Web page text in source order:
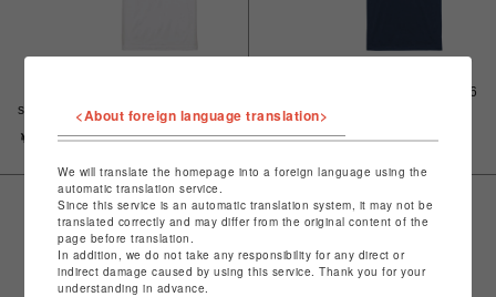
summer ver. ホワイト
￥4,950
【ヨカゼ】ヨカゼのTシャツ 2026
summer ver. ネイビー
￥4,950
<About foreign language translation>
We will translate the homepage into a foreign language using the
automatic translation service.
Since this service is an automatic translation system, it may not be
translated correctly and may differ from the original content of the
page before translation.
In addition, we do not take any responsibility for any direct or
indirect damage caused by using this service. Thank you for your
understanding in advance.